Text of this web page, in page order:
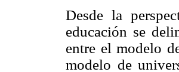
Desde la
educación se
entre el modelo
modelo de